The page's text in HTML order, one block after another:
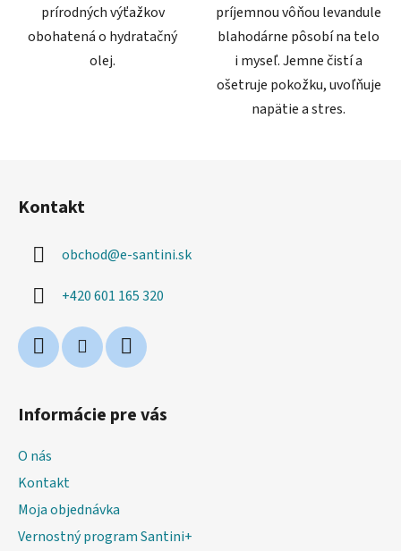
prírodných výťažkov
obohatená o hydratačný
olej.
príjemnou vôňou levandule
blahodárne pôsobí na telo
i myseľ. Jemne čistí a
ošetruje pokožku, uvoľňuje
napätie a stres.
Kontakt
obchod@e-santini.sk
+420 601 165 320
Informácie pre vás
O nás
Kontakt
Moja objednávka
Vernostný program Santini+